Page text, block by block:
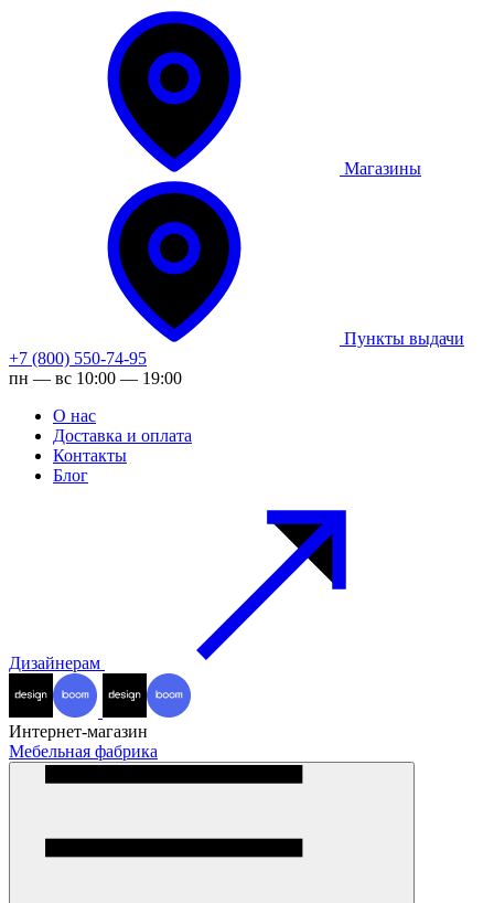
Магазины
Пункты выдачи
+7 (800) 550-74-95
пн — вс 10:00 — 19:00
О нас
Доставка и оплата
Контакты
Блог
Дизайнерам
Интернет-магазин
Мебельная фабрика